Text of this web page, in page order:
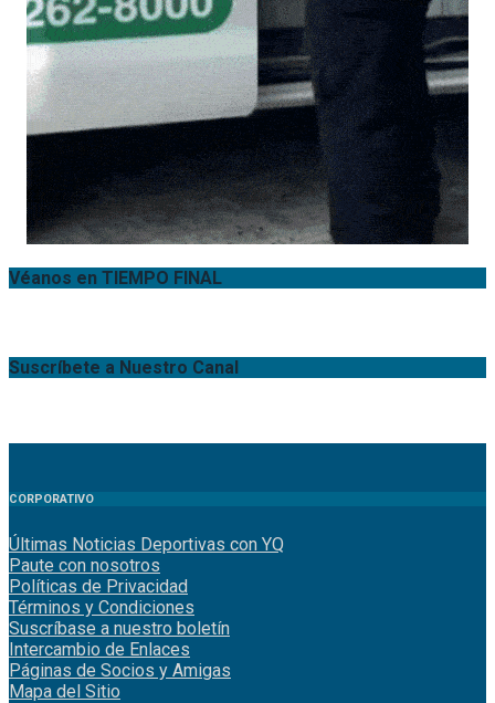
Véanos en TIEMPO FINAL
Suscríbete a Nuestro Canal
CORPORATIVO
Últimas Noticias Deportivas con YQ
Paute con nosotros
Políticas de Privacidad
Términos y Condiciones
Suscríbase a nuestro boletín
Intercambio de Enlaces
Páginas de Socios y Amigas
Mapa del Sitio